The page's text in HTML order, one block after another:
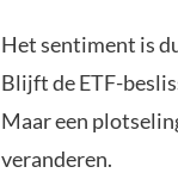
Het sentiment is
Blijft de ETF-
Maar een
veranderen.